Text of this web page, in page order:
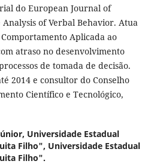
do European Journal of
of Verbal Behavior. Atua
Aplicada ao
atraso no desenvolvimento
de tomada de decisão.
2014 e consultor do Conselho
Científico e Tecnológico,
Universidade Estadual
Filho", Universidade Estadual
Filho".